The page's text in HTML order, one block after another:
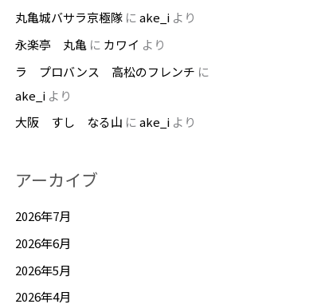
丸亀城バサラ京極隊 にake_i より
永楽亭 丸亀 に カワイ より
ラ プロバンス 高松のフレンチ に
ake_i より
大阪 すし なる山 にake_i より
アーカイブ
2026年7月
2026年6月
2026年5月
2026年4月